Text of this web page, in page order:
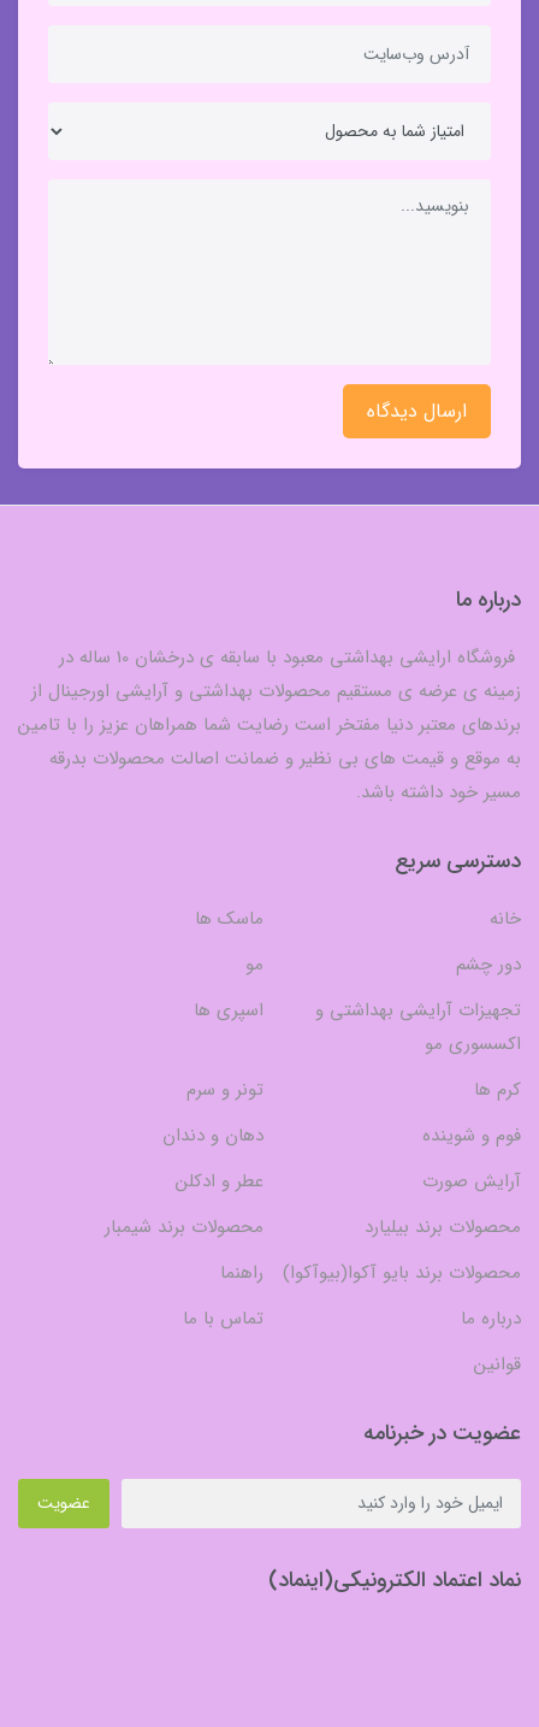
ارسال دیدگاه
درباره ما
فروشگاه ارایشی بهداشتی معبود با سابقه ی درخشان 10 ساله در
زمینه ی عرضه ی مستقیم محصولات بهداشتی و آرایشی اورجینال از
برندهای معتبر دنیا مفتخر است رضایت شما همراهان عزیز را با تامین
به موقع و قیمت های بی نظیر و ضمانت اصالت محصولات بدرقه
مسیر خود داشته باشد.
دسترسی سریع
خانه
ماسک ها
دور چشم
مو
تجهیزات آرایشی بهداشتی و
اکسسوری مو
اسپری ها
کرم ها
تونر و سرم
فوم و شوینده
دهان و دندان
آرایش صورت
عطر و ادکلن
محصولات برند بیلیارد
محصولات برند شیمبار
محصولات برند بایو آکوا(بیوآکوا)
راهنما
درباره ما
تماس با ما
قوانین
عضویت در خبرنامه
عضویت
نماد اعتماد الکترونیکی(اینماد)